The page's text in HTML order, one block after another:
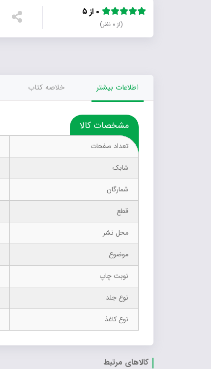
(از ۰ نظر)
اطلاعات بیشتر خلاصه کتاب
مشخصات کالا
تعداد صفحات
شابک
شمارگان
قطع
محل نشر
موضوع
نوبت چاپ
نوع جلد
نوع کاغذ
کالاهای مرتبط